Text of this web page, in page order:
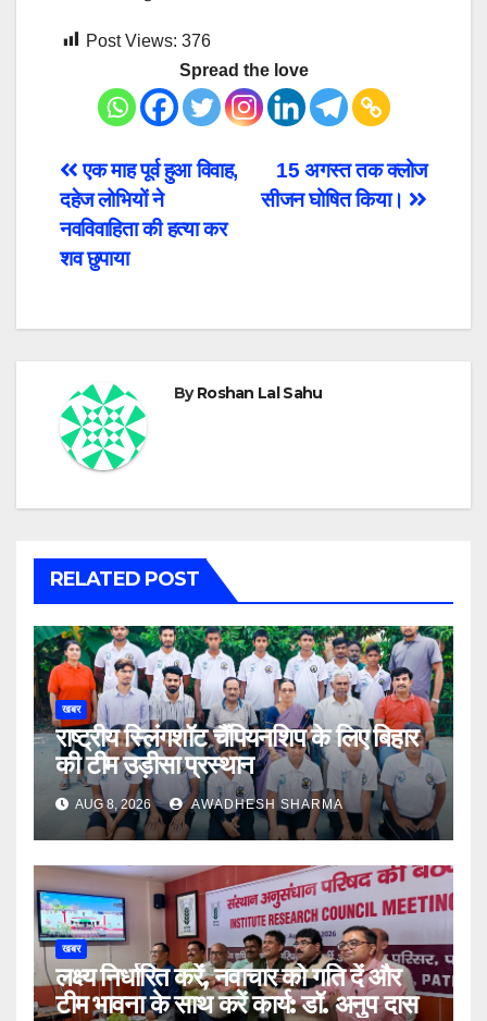
Post Views: 376
Spread the love
Post
navigation
15 अगस्त तक क्लोज
सीजन घोषित किया।
एक माह पूर्व हुआ विवाह,
दहेज लोभियों ने
नवविवाहिता की हत्या कर
शव छुपाया
ByRoshan Lal Sahu
RELATED POST
खबर
राष्ट्रीय स्लिंगशॉट चैंपियनशिप के लिए बिहार
की टीम उड़ीसा प्रस्थान
AUG 8, 2026 AWADHESH SHARMA
खबर
लक्ष्य निर्धारित करें, नवाचार को गति दें और
टीम भावना के साथ करें कार्य: डॉ. अनुप दास